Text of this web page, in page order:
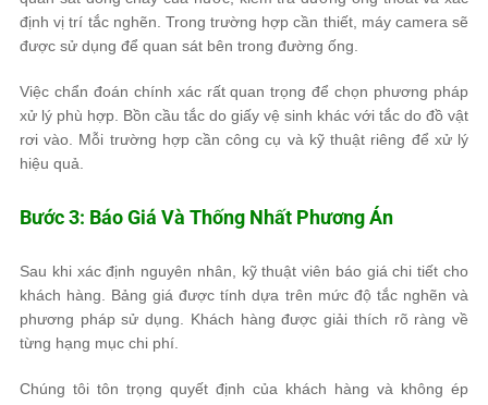
định vị trí tắc nghẽn. Trong trường hợp cần thiết, máy camera sẽ
được sử dụng để quan sát bên trong đường ống.
Việc chẩn đoán chính xác rất quan trọng để chọn phương pháp
xử lý phù hợp. Bồn cầu tắc do giấy vệ sinh khác với tắc do đồ vật
rơi vào. Mỗi trường hợp cần công cụ và kỹ thuật riêng để xử lý
hiệu quả.
Bước 3: Báo Giá Và Thống Nhất Phương Án
Sau khi xác định nguyên nhân, kỹ thuật viên báo giá chi tiết cho
khách hàng. Bảng giá được tính dựa trên mức độ tắc nghẽn và
phương pháp sử dụng. Khách hàng được giải thích rõ ràng về
từng hạng mục chi phí.
Chúng tôi tôn trọng quyết định của khách hàng và không ép